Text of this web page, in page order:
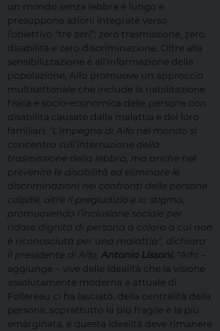
un mondo senza lebbra è lungo e
presuppone azioni integrate verso
l’obiettivo “tre zeri”: zero trasmissione, zero
disabilità e zero discriminazione. Oltre alla
sensibilizzazione e all’informazione della
popolazione, Aifo promuove un approccio
multisettoriale che include la riabilitazione
fisica e socio-economica delle persone con
disabilità causate dalla malattia e dei loro
familiari. “L’impegno di Aifo nel mondo si
concentra sull’interruzione della
trasmissione della lebbra, ma anche nel
prevenire le disabilità ed eliminare le
discriminazioni nei confronti delle persone
colpite, oltre il pregiudizio e lo stigma,
promuovendo l’inclusione sociale per
ridare dignità di persona a coloro a cui non
è riconosciuta per una malattia”, dichiara
il presidente di Aifo,Antonio Lissoni. “Aifo –
aggiunge – vive delle idealità che la visione
assolutamente moderna e attuale di
Follereau ci ha lasciato, della centralità della
persona, soprattutto la più fragile e la più
emarginata, e questa idealità deve rimanere